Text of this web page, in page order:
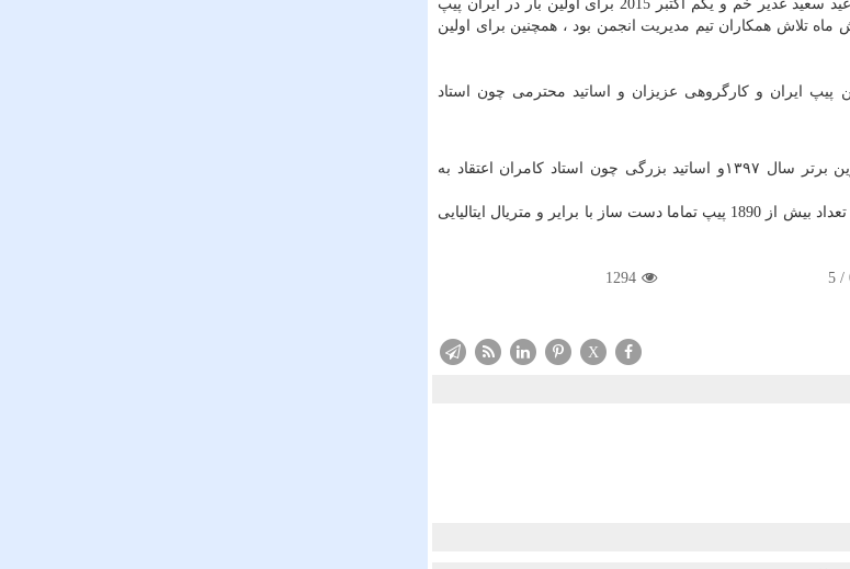
مفتخر است که در مراسمی در مورخه 9 مهرماه 1394 مصادف با فرا رسیدن عید سعید غدیر خم و یکم اکتبر 2015 برای اولین بار در ایران پیپ
تلاش همکاران تیم مدیریت انجمن بود ، همچنین برای اولین
پيپ ايران و كارگروهی عزيزان و اساتيد محترمی چون استاد
تیم طراح و سازنده پاسارگادتاباک با مدیریت ماسترو رحیمی مبتکر و کار آفرین برتر سال ۱۳۹۷و اساتید بزرگی چون استاد کامران اعتقاد به
ماسترو رحيمی از شروع به طراحی و ساخت اولین پیپ در ایران تا اسفند 1399 تعداد بیش از 1890 پیپ تماما دست ساز با برایر و متریال ایتالیایی
/
5
1294
X